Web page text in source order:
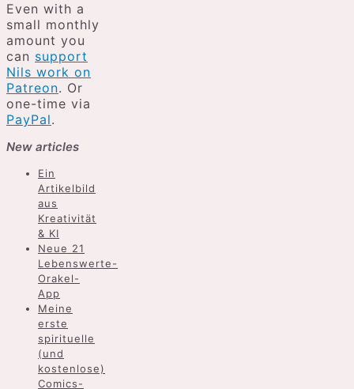
Even with a
small monthly
amount you
can support
Nils work on
Patreon. Or
one-time via
PayPal.
New articles
Ein
Artikelbild
aus
Kreativität
& KI
Neue 21
Lebenswerte-
Orakel-
App
Meine
erste
spirituelle
(und
kostenlose)
Comics-